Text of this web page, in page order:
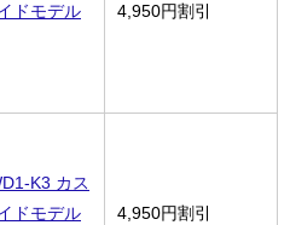
ドモデル
4,950円割引
K3 カス
ドモデル
4,950円割引